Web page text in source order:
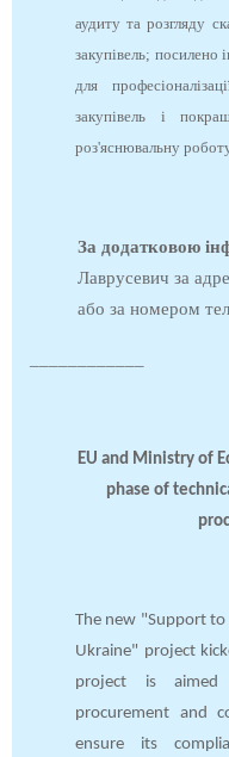
аудиту та розгляду
закупівель; посилено
для
закупівель і
роз'яснювальну
За додатковою
Лаврусевич за
або за номером
EU and Ministry of
phase of
The new "Support to
Ukraine" project
project is aimed
procurement and
ensure its